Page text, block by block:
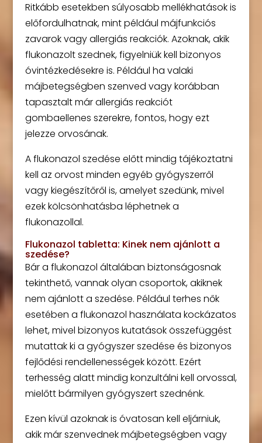
Ritkább esetekben súlyosabb mellékhatások is
előfordulhatnak, mint például májfunkciós
zavarok vagy allergiás reakciók. Azoknak, akik
flukonazolt szednek, figyelniük kell bizonyos
óvintézkedésekre is. Például ha valaki
májbetegségben szenved vagy korábban
tapasztalt már allergiás reakciót
gombaellenes szerekre, fontos, hogy ezt
jelezze orvosának.
A flukonazol szedése előtt mindig tájékoztatni
kell az orvost minden egyéb gyógyszerről
vagy kiegészítőről is, amelyet szedünk, mivel
ezek kölcsönhatásba léphetnek a
flukonazollal.
Flukonazol tabletta: Kinek nem ajánlott a
szedése?
Bár a flukonazol általában biztonságosnak
tekinthető, vannak olyan csoportok, akiknek
nem ajánlott a szedése. Például terhes nők
esetében a flukonazol használata kockázatos
lehet, mivel bizonyos kutatások összefüggést
mutattak ki a gyógyszer szedése és bizonyos
fejlődési rendellenességek között. Ezért
terhesség alatt mindig konzultálni kell orvossal,
mielőtt bármilyen gyógyszert szednénk.
Ezen kívül azoknak is óvatosan kell eljárniuk,
akik már szenvednek májbetegségben vagy